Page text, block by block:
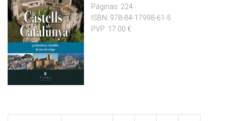
Páginas: 224
ISBN: 978-84-17998-61-5
PVP: 17.00 €
Pàgines